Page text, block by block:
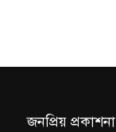
জনপ্রিয় প্রকাশনা